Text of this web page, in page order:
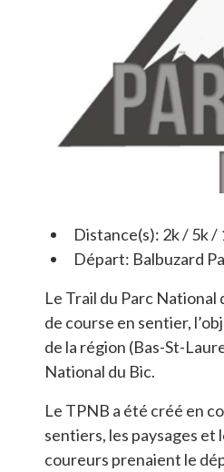
Distance(s): 2k / 5k
Départ: Balbuzard
Le Trail du Parc
de course en sentier,
de la région (Bas-St-
National du Bic.
Le TPNB a été créé en
sentiers, les paysages et
coureurs prenaient le